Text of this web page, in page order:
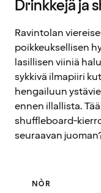
Drinkkejä ja
Ravintolan
poikkeuksellisen
lasillisen viiniä
sykkivä ilmapiiri
hengailuun
ennen illallista.
shuffleboard-
seuraavan
NÒR